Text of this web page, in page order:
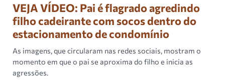
VEJA VÍDEO: Pai é flagrado agredindo
filho cadeirante com socos dentro do
estacionamento de condomínio
As imagens, que circularam nas redes sociais, mostram o
momento em que o pai se aproxima do filho e inicia as
agressões.